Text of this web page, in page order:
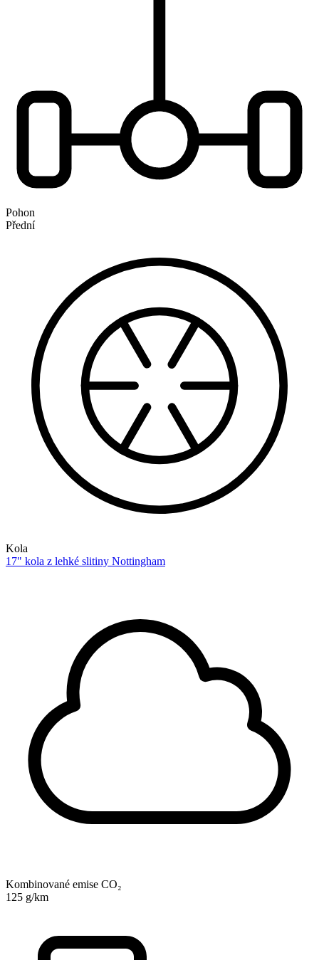
Pohon
Přední
Kola
17" kola z lehké slitiny Nottingham
Kombinované emise CO₂
125 g/km